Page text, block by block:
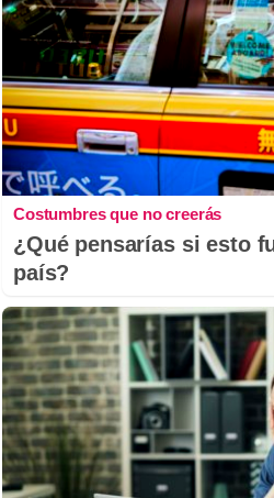
Costumbres que no creerás
¿Qué pensarías si esto
país?